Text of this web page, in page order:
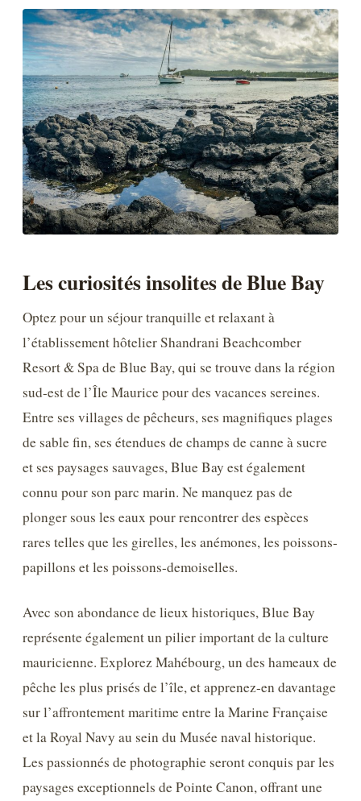
Les curiosités insolites de Blue Bay
Optez pour un séjour tranquille et relaxant à
l’établissement hôtelier Shandrani Beachcomber
Resort & Spa de Blue Bay, qui se trouve dans la région
sud-est de l’Île Maurice pour des vacances sereines.
Entre ses villages de pêcheurs, ses magnifiques plages
de sable fin, ses étendues de champs de canne à sucre
et ses paysages sauvages, Blue Bay est également
connu pour son parc marin. Ne manquez pas de
plonger sous les eaux pour rencontrer des espèces
rares telles que les girelles, les anémones, les poissons-
papillons et les poissons-demoiselles.
Avec son abondance de lieux historiques, Blue Bay
représente également un pilier important de la culture
mauricienne. Explorez Mahébourg, un des hameaux de
pêche les plus prisés de l’île, et apprenez-en davantage
sur l’affrontement maritime entre la Marine Française
et la Royal Navy au sein du Musée naval historique.
Les passionnés de photographie seront conquis par les
paysages exceptionnels de Pointe Canon, offrant une